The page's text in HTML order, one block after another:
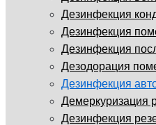
Дезинфекция
Дезинфекция
Дезинфекция
Дезодорация
Дезинфекция
Демеркуризация
Дезинфекция